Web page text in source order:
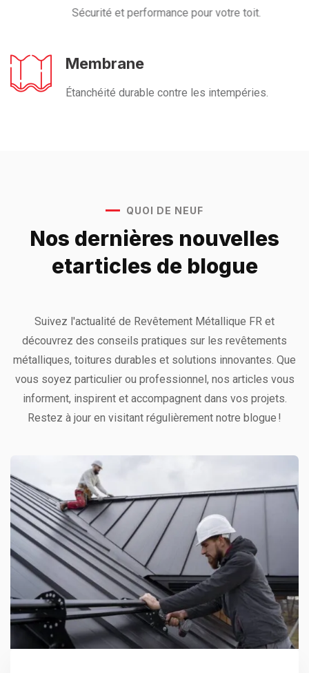
Sécurité et performance pour votre toit.
Membrane
Étanchéité durable contre les intempéries.
QUOI DE NEUF
Nos dernières nouvelles
etarticles de blogue
Suivez l'actualité de Revêtement Métallique FR et
découvrez des conseils pratiques sur les revêtements
métalliques, toitures durables et solutions innovantes. Que
vous soyez particulier ou professionnel, nos articles vous
informent, inspirent et accompagnent dans vos projets.
Restez à jour en visitant régulièrement notre blogue !